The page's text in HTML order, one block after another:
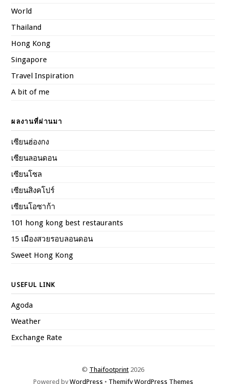
World
Thailand
Hong Kong
Singapore
Travel Inspiration
A bit of me
ผลงานที่ผ่านมา
เซียนฮ่องกง
เซียนลอนดอน
เซียนโซล
เซียนสิงคโปร์
เซียนโอซาก้า
101 hong kong best restaurants
15 เมืองสวยรอบลอนดอน
Sweet Hong Kong
USEFUL LINK
Agoda
Weather
Exchange Rate
© Thaifootprint 2026
Powered byWordPress • Themify WordPress Themes